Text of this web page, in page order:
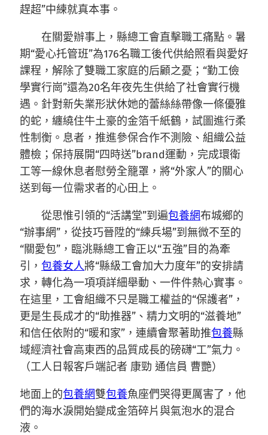
趕超”中練就真本事。
在關愛辦事上，縣總工會直擊職工痛點。暑
期“愛心托管班”為176名職工後代供給照看與愛好
課程，解除了雙職工家庭的后顧之憂；“勤工儉
學實行崗”還為20名年夜先生供給了社會實行機
遇。針對新失業形狀休她的蕾絲絲帶像一條優雅
的蛇，纏繞住牛土豪的金箔千紙鶴，試圖進行柔
性制衡。息者，推進參保合作不測險、組織公益
體檢；保持展開“四時送”brand運動，完成環衛
工等一線休息者慰勞全籠罩，將“外家人”的關心
送到每一位需求者的心田上。
從思惟引領的“活講堂”到遍包養網布城鄉的
“辦事網”，從技巧晉陞的“練兵場”到無微不至的
“關愛包”，臨洮縣總工會正以“五強”目的為牽
引， 包養女人將“縣級工會加大力度年”的安排請
求，轉化為一項項詳細舉動、一件件熱心實事。
在這里，工會組織不只是職工權益的“保護者”，
更是生長成才的“助推器”、精力文明的“滋養地”
和信任依附的“暖和家”，連續會聚著助推包養縣
域經濟社會高東西的品質成長的磅礴“工”氣力。
（工人日報客戶端記者 康勁 通信員 曹艷）
地面上的包養網雙包養魚座們哭得更厲害了，他
們的海水淚開始變成金箔碎片與氣泡水的混合
液。